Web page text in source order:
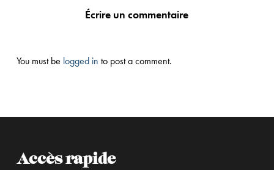
Écrire un commentaire
You must be logged in to post a comment.
Accès rapide